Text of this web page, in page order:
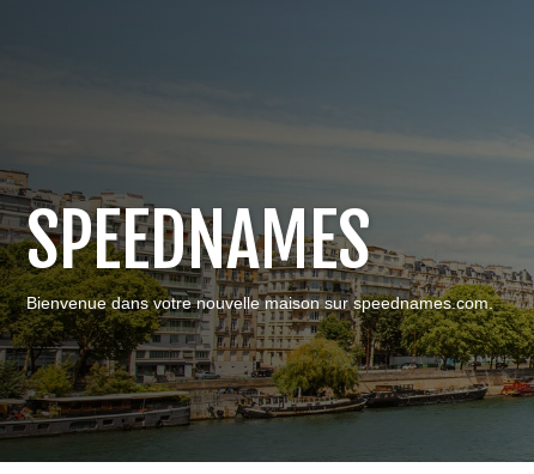
SPEEDNAMES
Bienvenue dans votre nouvelle maison sur speednames.com.